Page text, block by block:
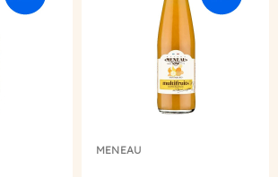
MENEAU